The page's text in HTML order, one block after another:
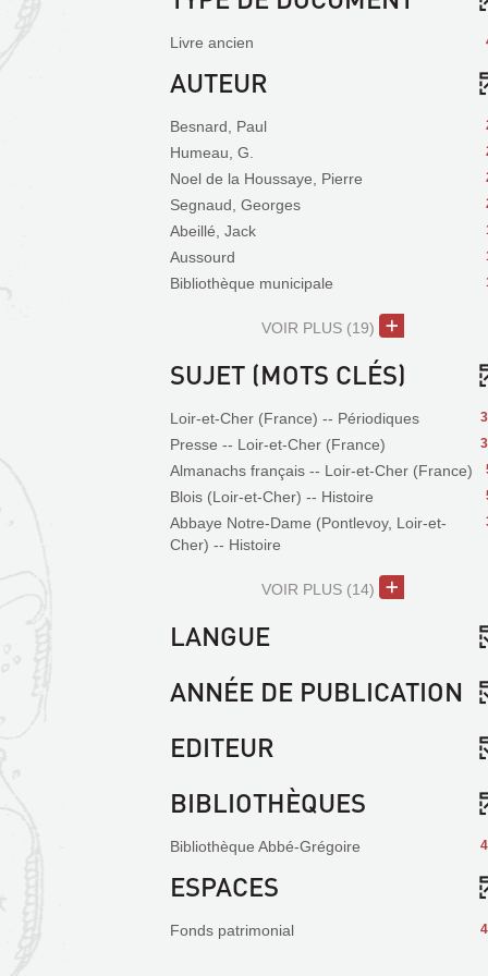
Livre ancien
AUTEUR
Besnard, Paul
Humeau, G.
Noel de la Houssaye, Pierre
Segnaud, Georges
Abeillé, Jack
Aussourd
Bibliothèque municipale
VOIR PLUS (19)
SUJET (MOTS CLÉS)
Loir-et-Cher (France) -- Périodiques
Presse -- Loir-et-Cher (France)
Almanachs français -- Loir-et-Cher (France)
Blois (Loir-et-Cher) -- Histoire
Abbaye Notre-Dame (Pontlevoy, Loir-et-
Cher) -- Histoire
VOIR PLUS (14)
LANGUE
ANNÉE DE PUBLICATION
EDITEUR
BIBLIOTHÈQUES
Bibliothèque Abbé-Grégoire
ESPACES
Fonds patrimonial